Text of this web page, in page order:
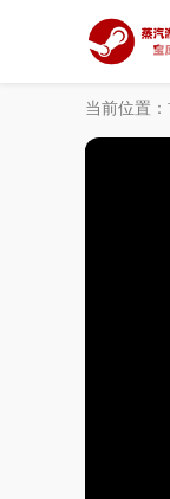
当前位置：
50%